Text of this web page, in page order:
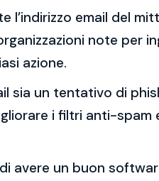
l’indirizzo email del
note per
azione.
sia un tentativo di
i filtri anti-
avere un buon